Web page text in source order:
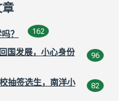
？ 162
国发展，小心身份
96
抽签选生，南洋小
82